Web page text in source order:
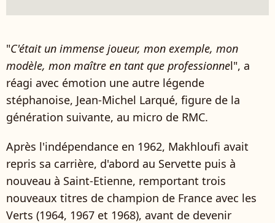
"C'était un immense joueur, mon exemple, mon
modèle, mon maître en tant que professionnel", a
réagi avec émotion une autre légende
stéphanoise, Jean-Michel Larqué, figure de la
génération suivante, au micro de RMC.
Après l'indépendance en 1962, Makhloufi avait
repris sa carrière, d'abord au Servette puis à
nouveau à Saint-Etienne, remportant trois
nouveaux titres de champion de France avec les
Verts (1964, 1967 et 1968), avant de devenir